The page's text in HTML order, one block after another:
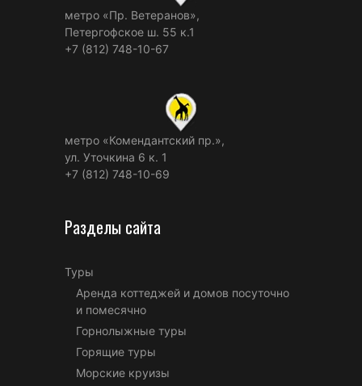
метро «Пр. Ветеранов»,
Петергофское ш. 55 к.1
+7 (812) 748-10-67
метро «Комендантский пр.»,
ул. Уточкина 6 к. 1
+7 (812) 748-10-69
Разделы сайта
Туры
Аренда коттеджей и домов посуточно
и помесячно
Горнолыжные туры
Горящие туры
Морские круизы